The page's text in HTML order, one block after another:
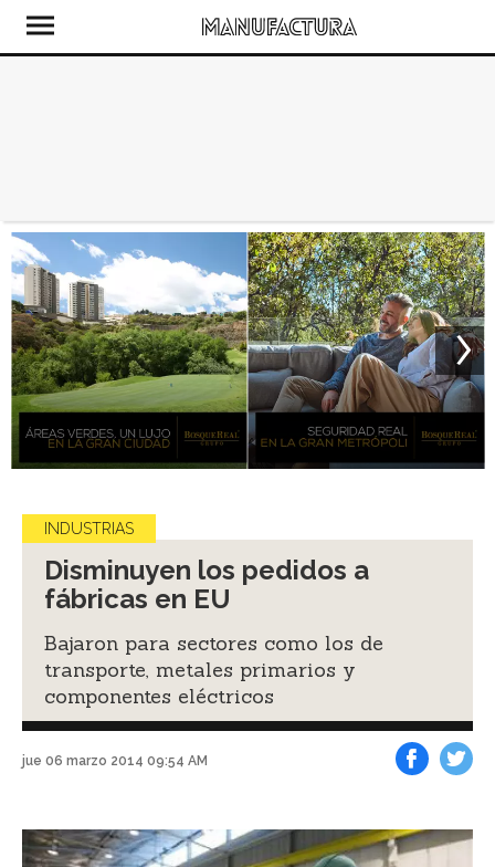
INDUSTRIAS
Disminuyen los pedidos a
fábricas en EU
Bajaron para sectores como los de
transporte, metales primarios y
componentes eléctricos
jue 06 marzo 2014 09:54 AM